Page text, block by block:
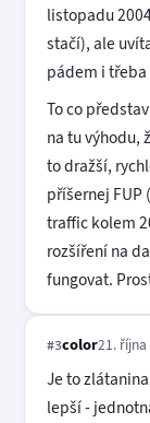
listopadu
stačí), ale
pádem i třeba
To co
na tu výhodu,
to dražší,
příšernej FUP
traffic kolem
rozšíření na
fungovat.
#3color21. října
Je to
lepší -